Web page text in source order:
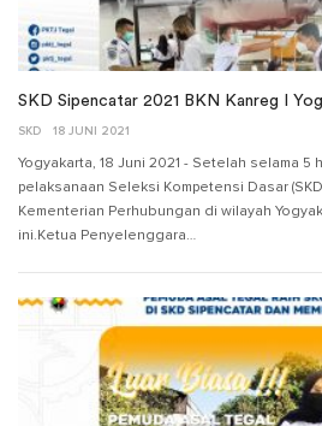
SKD Sipencatar 2021 BKN Kanreg I
SKD 18 JUNI 2021
Yogyakarta, 18 Juni 2021 - Setelah selama
pelaksanaan Seleksi Kompetensi Dasar
Kementerian Perhubungan di wilayah
ini.Ketua Penyelenggara…